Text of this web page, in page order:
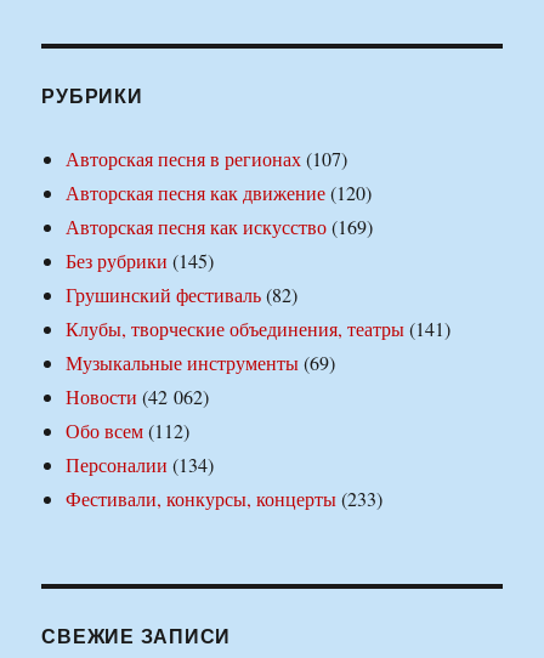
РУБРИКИ
Авторская песня в регионах(107)
Авторская песня как движение(120)
Авторская песня как искусство(169)
Без рубрики (145)
Грушинский фестиваль(82)
Клубы, творческие объединения, театры(141)
Музыкальные инструменты(69)
Новости (42 062)
Обо всем(112)
Персоналии (134)
Фестивали, конкурсы, концерты(233)
СВЕЖИЕ ЗАПИСИ